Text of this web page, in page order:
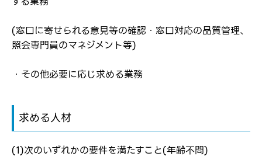
応募した方へ
応募完了通知をする
転職報告をする
パスワード
(窓口に寄せられる意見等の確認・窓口対応の品質管理、
照会専門員のマネジメント等)
・その他必要に応じ求める業務
求める人材
(1)次のいずれかの要件を満たすこと(年齢不問)